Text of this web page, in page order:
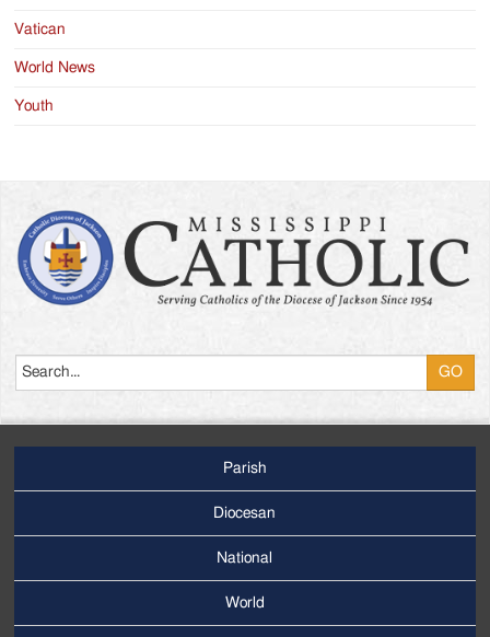
Vatican
World News
Youth
Menu
Parish
Diocesan
National
World